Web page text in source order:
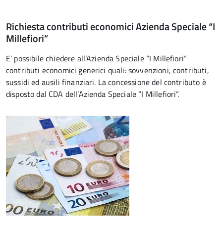
Richiesta contributi economici Azienda Speciale “I
Millefiori”
E’ possibile chiedere all’Azienda Speciale “I Millefiori”
contributi economici generici quali: sovvenzioni, contributi,
sussidi ed ausili finanziari. La concessione del contributo è
disposto dal CDA dell’Azienda Speciale “I Millefiori”.